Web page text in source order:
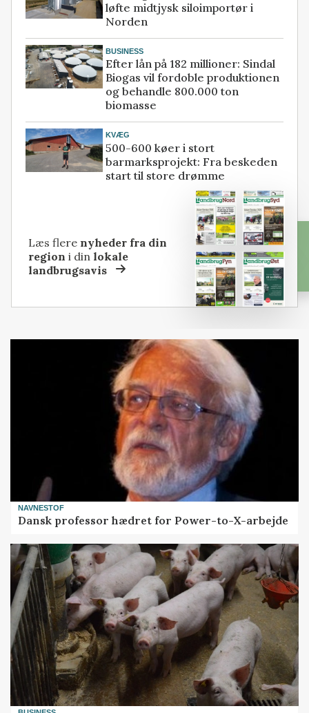
løfte midtjysk siloimportør i
Norden
BUSINESS
Efter lån på 182 millioner: Sindal
Biogas vil fordoble produktionen
og behandle 800.000 ton
biomasse
KVÆG
500-600 køer i stort
barmarksprojekt: Fra beskeden
start til store drømme
Læs flere nyheder fra din
region i dinlokale
landbrugsavis
NAVNESTOF
Dansk professor hædret for Power-to-X-arbejde